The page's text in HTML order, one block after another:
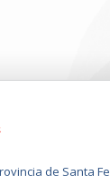
de Santa Fe